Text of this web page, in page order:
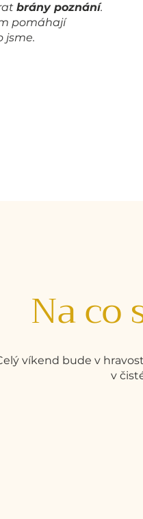
brány poznání.
pomáhají
jsme.
Na co
víkend bude v
v